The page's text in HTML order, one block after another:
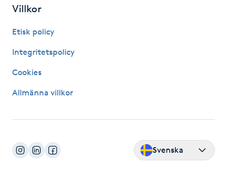
Kiropraktik
Klippning
Koppningsmassage
Villkor
Etisk policy
Integritetspolicy
Cookies
Allmänna villkor
Svenska